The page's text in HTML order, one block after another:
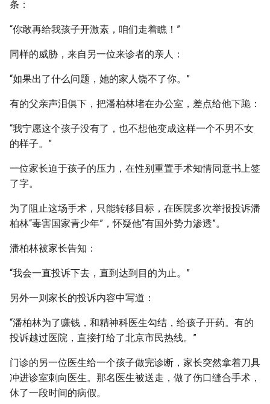
条：
“你敢再给我孩子开激素，咱们走着瞧！”
同样的威胁，来自另一位来诊者的亲人：
“如果出了什么问题，她的家人饶不了你。”
有的父亲声泪俱下，把潘柏林堵在办公室，差点给他下跪：
“我宁愿这个孩子没有了，也不想他变成这样一个不男不女
的样子。”
一位家长迫于孩子的压力，在性别重置手术知情同意书上签
了字。
为了阻止这场手术，只能转移目标，在医院多次举报投诉潘
柏林“毒害国家青少年”，怀疑他“有国外势力渗透”。
潘柏林被家长告知：
“我会一直投诉下去，直到达到目的为止。”
另外一则家长的投诉内容中写道：
“潘柏林为了赚钱，和精神科医生勾结，给孩子开药。有的
投诉越过医院，直接打给了北京市民热线。”
门诊的另一位医生给一个孩子做完诊断，家长突然拿着刀具
冲进诊室刺向医生。那名医生被送走，做了伤口缝合手术，
休了一段时间的病假。